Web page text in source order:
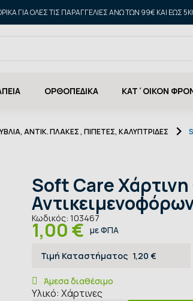
ΓΙΑ ΌΛΕΣ ΤΙΣ ΠΑΡΑΓΓΕΛΊΕΣ ΆΝΩ ΤΩΝ 99€ ΚΑΙ ΈΩΣ
ΟΡΘΟΠΕΔΙΚΑ ΚΑΤ΄ΟΙΚΟΝ
ΑΝΤΙΚ. ΠΛΑΚΕΣ , ΠΙΠΈΤΕΣ, ΚΑΛΥΠΤΡΊΔΕΣ
Soft Care
Κωδικός: 103467
1,00 € με ΦΠΑ
Τιμή Καταστήματος 1,20 €
Άμεσα διαθέσιμο
Υλικό: Χάρτινες